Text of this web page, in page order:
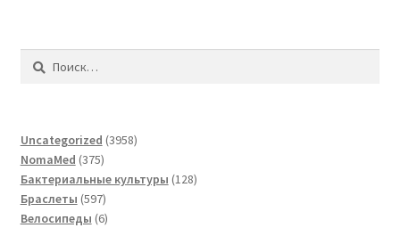
Найти:
Uncategorized 39583958
NomaMed 375375
товаров
Бактериальные культуры 128128
Браслеты 597597
товаров
Велосипеды 66